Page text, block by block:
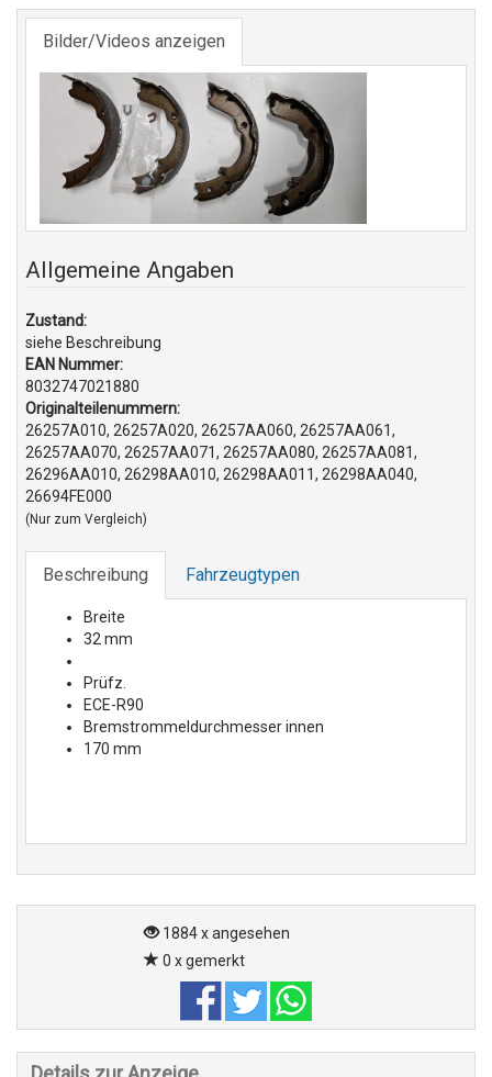
Bilder/Videos anzeigen
Allgemeine Angaben
Zustand:
siehe Beschreibung
EAN Nummer:
8032747021880
Originalteilenummern:
26257A010, 26257A020, 26257AA060, 26257AA061,
26257AA070, 26257AA071, 26257AA080, 26257AA081,
26296AA010, 26298AA010, 26298AA011, 26298AA040,
26694FE000
(Nur zum Vergleich)
Beschreibung Fahrzeugtypen
Breite
32 mm
Prüfz.
ECE-R90
Bremstrommeldurchmesser innen
170 mm
1884 x angesehen
0 x gemerkt